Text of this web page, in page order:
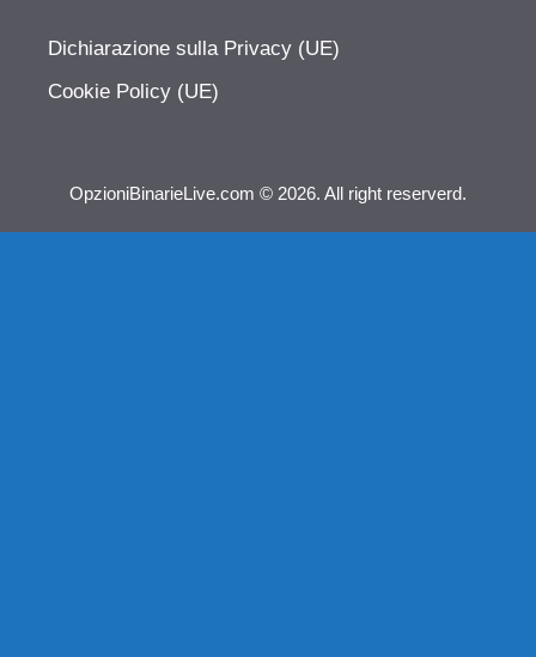
Dichiarazione sulla Privacy (UE)
Cookie Policy (UE)
OpzioniBinarieLive.com © 2026. All right reserverd.